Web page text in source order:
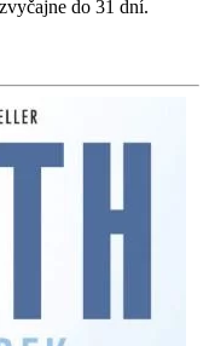
do 31 dní.